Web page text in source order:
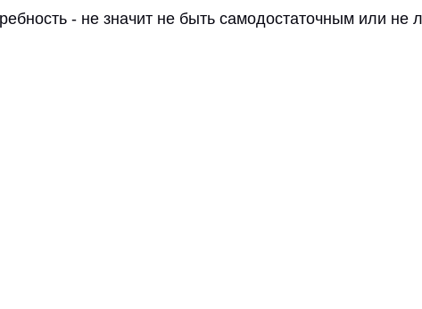
- не значит не быть самодостаточным или не